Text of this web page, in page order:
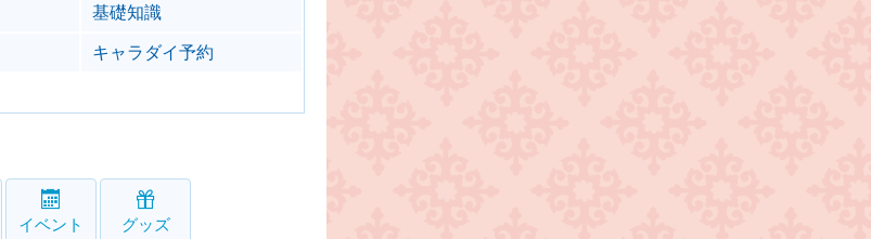
基礎知識
キャラダイ予約
イベント グッズ